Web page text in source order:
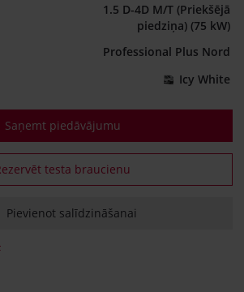
1.5 D-4D M/T (Priekšējā
piedziņa) (75 kW)
Professional Plus Nord
Icy White
Saņemt piedāvājumu
testa braucienu
Pievienot salīdzināšanai